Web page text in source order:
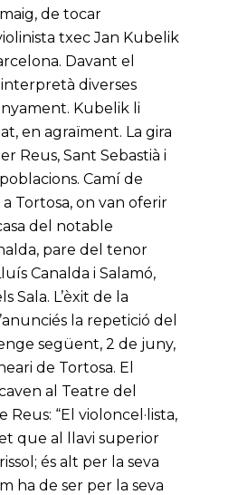
de tocar
txec Jan Kubelik
Davant el
interpretà diverses
Kubelik li
en agraïment. La gira
Reus, Sant Sebastià i
Camí de
Tortosa, on van oferir
del notable
pare del tenor
Canalda i Salamó,
Sala. L’èxit de la
la repetició del
següent, 2 de juny,
de Tortosa. El
al Teatre del
“El violoncel·lista,
que al llavi superior
és alt per la seva
ha de ser per la seva